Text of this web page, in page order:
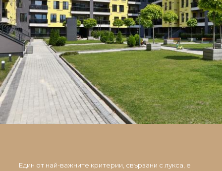
Един от най-важните критерии, свързани с лукса, е